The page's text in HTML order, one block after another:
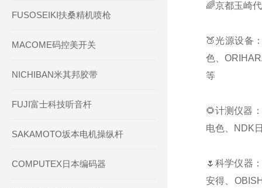
🌈京都玉崎
🍑光源设备
色、
等
🌻计测仪器
电色、NDK
🌷科学仪器
安得、
FUSOSEIKI扶桑精机喷枪
MACOME码控美开关
NICHIBAN米其邦胶带
FUJI富士科技听音杆
SAKAMOTO坂本电机操纵杆
COMPUTEX日本编码器